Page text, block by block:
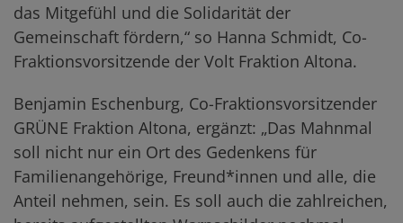
das Mitgefühl und die Solidarität der
Gemeinschaft fördern,“ so Hanna Schmidt, Co-
Fraktionsvorsitzende der Volt Fraktion Altona.
Benjamin Eschenburg, Co-Fraktionsvorsitzender
GRÜNE Fraktion Altona, ergänzt: „Das Mahnmal
soll nicht nur ein Ort des Gedenkens für
Familienangehörige, Freund*innen und alle, die
Anteil nehmen, sein. Es soll auch die zahlreichen,